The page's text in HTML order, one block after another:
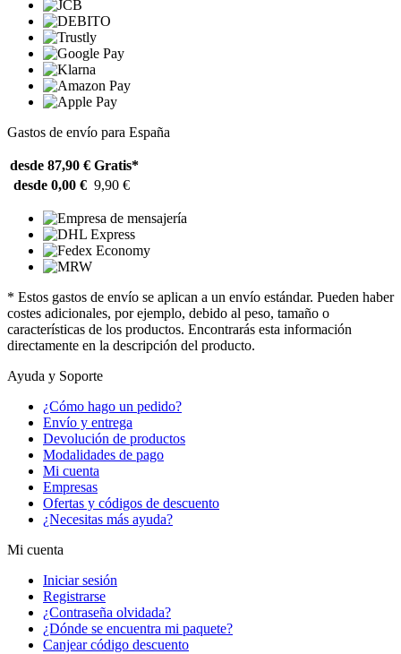
Gastos de envío para España
desde 87,90 € Gratis*
desde 0,00 € 9,90 €
* Estos gastos de envío se aplican a un envío estándar. Pueden haber
costes adicionales, por ejemplo, debido al peso, tamaño o
características de los productos. Encontrarás esta información
directamente en la descripción del producto.
Ayuda y Soporte
¿Cómo hago un pedido?
Envío y entrega
Devolución de productos
Modalidades de pago
Mi cuenta
Empresas
Ofertas y códigos de descuento
¿Necesitas más ayuda?
Mi cuenta
Iniciar sesión
Registrarse
¿Contraseña olvidada?
¿Dónde se encuentra mi paquete?
Canjear código descuento